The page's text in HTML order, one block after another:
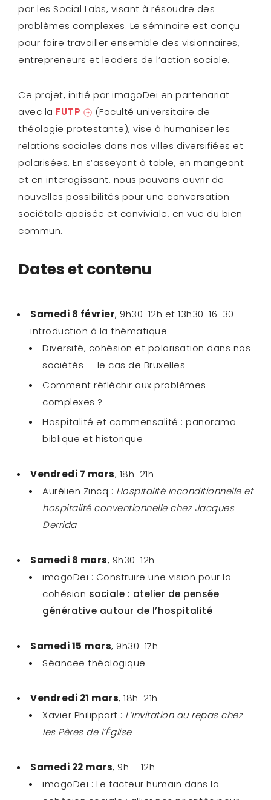
par les Social Labs, visant à résoudre des
problèmes complexes. Le séminaire est conçu
pour faire travailler ensemble des visionnaires,
entrepreneurs et leaders de l’action sociale.
Ce projet, initié par imagoDei en partenariat
avec la FUTP
(Faculté universitaire de
théologie protestante), vise à humaniser les
relations sociales dans nos villes diversifiées et
polarisées. En s’asseyant à table, en mangeant
et en interagissant, nous pouvons ouvrir de
nouvelles possibilités pour une conversation
sociétale apaisée et conviviale, en vue du bien
commun.
Dates et contenu
Samedi 8 février, 9h30-12h et 13h30-16-30 —
introduction à la thématique
Diversité, cohésion et polarisation dans nos
sociétés — le cas de Bruxelles
Comment réfléchir aux problèmes
complexes ?
Hospitalité et commensalité : panorama
biblique et historique
Vendredi 7 mars, 18h-21h
Aurélien Zincq : Hospitalité inconditionnelle et
hospitalité conventionnelle chez Jacques
Derrida
Samedi 8 mars, 9h30-12h
imagoDei : Construire une vision pour la
cohésion sociale : atelier de pensée
générative autour de l’hospitalité
Samedi 15 mars, 9h30-17h
Séancee théologique
Vendredi 21 mars, 18h-21h
Xavier Philippart : L’invitation au repas chez
les Pères de l’Église
Samedi 22 mars, 9h – 12h
imagoDei : Le facteur humain dans la